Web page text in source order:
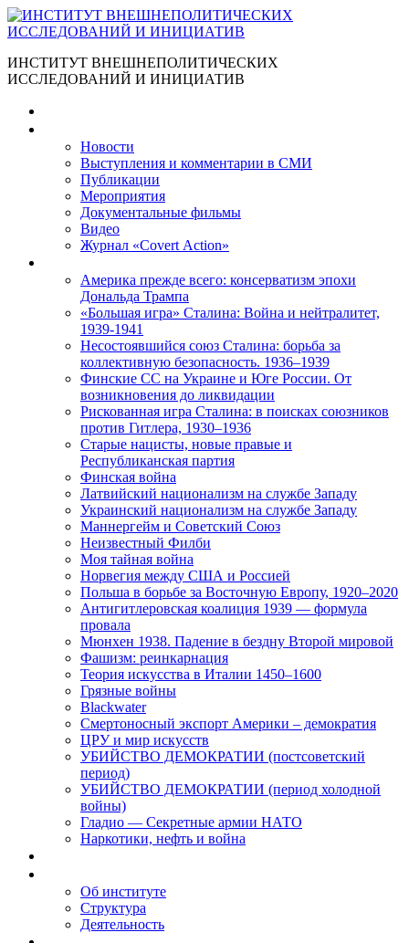
ИНСТИТУТ ВНЕШНЕПОЛИТИЧЕСКИХ
ИССЛЕДОВАНИЙ И ИНИЦИАТИВ
Новости
Выступления и коммента­рии в СМИ
Публикации
Мероприятия
Документальные фильмы
Видео
Журнал «Covert Action»
Америка прежде всего: консерватизм эпохи
Дональда Трампа
«Большая игра» Сталина: Война и нейтралитет,
1939-1941
Несостоявшийся союз Сталина: борьба за
коллективную безопасность. 1936–1939
Финские СС на Украине и Юге России. От
возникновения до ликвидации
Рискованная игра Сталина: в поисках союзников
против Гитлера, 1930–1936
Старые нацисты, новые правые и
Республиканская партия
Финская война
Латвийский национализм на службе Западу
Украинский национализм на службе Западу
Маннергейм и Советский Союз
Неизвестный Филби
Моя тайная война
Норвегия между США и Россией
Польша в борьбе за Восточную Европу, 1920–2020
Антигитлеровская коалиция 1939 — формула
провала
Мюнхен 1938. Падение в бездну Второй мировой
Фашизм: реинкарнация
Теория искусства в Италии 1450–1600
Грязные войны
Blackwater
Смертоносный экспорт Америки – демократия
ЦРУ и мир искусств
УБИЙСТВО ДЕМОКРАТИИ (постсоветский
период)
УБИЙСТВО ДЕМОКРАТИИ (период холодной
войны)
Гладио — Секретные армии НАТО
Наркотики, нефть и война
Об институте
Структура
Деятельность